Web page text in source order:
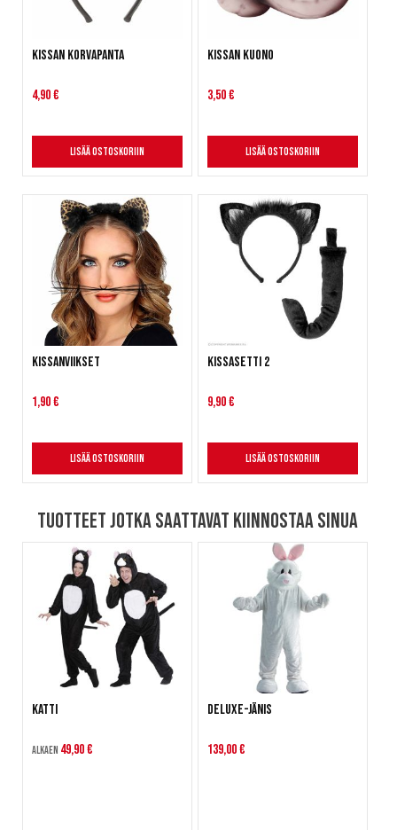
Kissan korvapanta
4,90 €
Lisää ostoskoriin
Kissan kuono
3,50 €
Lisää ostoskoriin
Kissanviikset
1,90 €
Lisää ostoskoriin
Kissasetti 2
9,90 €
Lisää ostoskoriin
Tuotteet jotka saattavat kiinnostaa sinua
Katti
Alkaen 49,90 €
Deluxe-Jänis
139,00 €